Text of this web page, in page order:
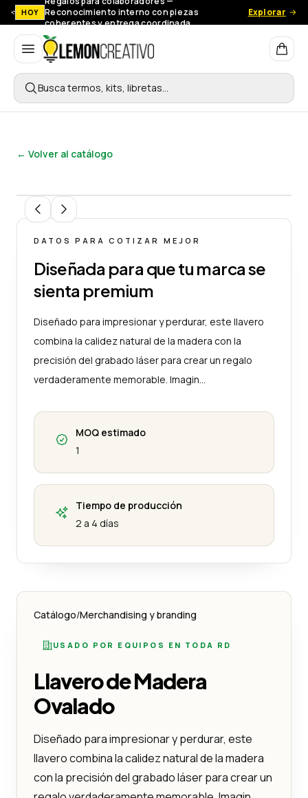
HOY
Reconocimiento interno con piezas
coherentes y entrega coordinada.
Explorar
Lemon Creativo
Busca termos, kits, libretas…
← Volver al catálogo
DATOS PARA COTIZAR MEJOR
Diseñada para que tu marca se
sienta premium
Diseñado para impresionar y perdurar, este llavero
combina la calidez natural de la madera con la
precisión del grabado láser para crear un regalo
verdaderamente memorable. Imagin…
MOQ estimado
1
Tiempo de producción
2 a 4 días
Catálogo/Merchandising y branding
USADO POR EQUIPOS EN TODA RD
Llavero de Madera
Ovalado
Diseñado para impresionar y perdurar, este
llavero combina la calidez natural de la madera
con la precisión del grabado láser para crear un